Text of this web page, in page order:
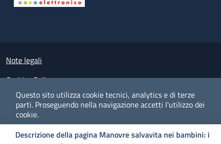
Questo sito utilizza cookie tecnici, analytics e di terze
parti. Proseguendo nella navigazione accetti l'utilizzo dei
cookie.
PREFERENZECOOKIESACCETTOI
Descrizione della pagina Manovre salvavita nei bambini: i
Small prints
Note legali
Cookies Policy
Policy privacy e protezione del dato personale
Albo pretorio on-line
Dichiarazione di accessibilità